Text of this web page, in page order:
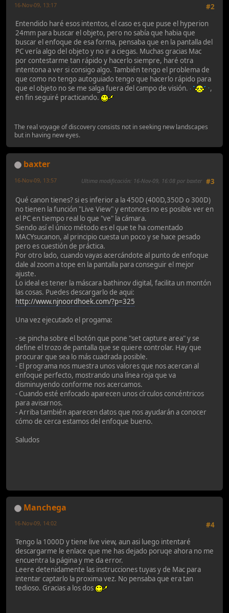
#2
16-Nov-09, 13:17
Entendido haré esos intentos, el caso es que puse el hyperion
24mm para buscar el objeto, pero no sabía que habia que
buscar el enfoque de esa forma, pensaba que en la pantalla del
PC vería algo del objeto y no ir a ciegas. Muchas gracias Mac
por contestarme tan rápido y hacerlo siempre, haré otra
intentona a ver si consigo algo. También tengo el problema de
que como no tengo autoguiado tengo que hacerlo rápido para
que el objeto no se me salga fuera del campo de visión.
,
en fin seguiré practicando.
The real voyage of discovery consists not in seeking new landscapes
but in having new eyes.
baxter
#3
16-Nov-09, 13:57 Ultima modificación: 16-Nov-09, 16:08 por baxter
Qué canon tienes? si es inferior a la 450D (400D,350D o 300D)
no tienen la función "Live View" y entonces no es posible ver en
el PC en tiempo real lo que "ve" la cámara.
Siendo así el único método es el que te ha comentado
MACYsucanon, al principio cuesta un poco y se hace pesado
pero es cuestión de práctica.
Por otro lado, cuando vayas acercándote al punto de enfoque
dale al zoom a tope en la pantalla para conseguir el mejor
ajuste.
Lo ideal es tener la máscara bathinov digital, facilita un montón
las cosas. Puedes descargarlo de aqui:
http://www.njnoordhoek.com/?p=325
Una vez ejecutado el progama:
- se pincha sobre el botón que pone "set capture area" y se
define el trozo de pantalla que se quiere controlar. Hay que
procurar que sea lo más cuadrada posible.
- El programa nos muestra unos valores que nos acercan al
enfoque perfecto, mostrando una línea roja que va
disminuyendo conforme nos acercamos.
- Cuando esté enfocado aparecen unos círculos concéntricos
para avisarnos.
- Arriba también aparecen datos que nos ayudarán a conocer
cómo de cerca estamos del enfoque bueno.
Saludos
Manchega
#4
16-Nov-09, 14:02
Tengo la 1000D y tiene live view, aun asi luego intentaré
descargarme le enlace que me has dejado poruqe ahora no me
encuentra la página y me da error.
Leere detenidamente las instrucciones tuyas y de Mac para
intentar captarlo la proxima vez. No pensaba que era tan
tedioso. Gracias a los dos